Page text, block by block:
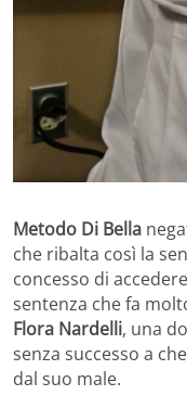
Metodo Di Bella
che ribalta così la
concesso di
sentenza che fa
Flora Nardelli, una
senza successo a
dal suo male.